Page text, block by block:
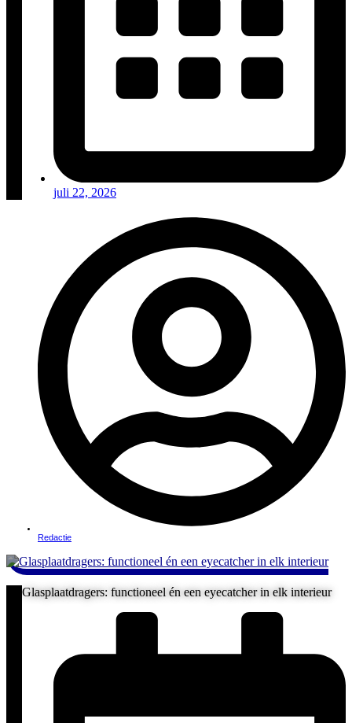
juli 22, 2026
Redactie
Glasplaatdragers: functioneel én een eyecatcher in elk interieur